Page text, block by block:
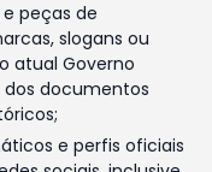
peças de
slogans ou
atual Governo
dos documentos
e perfis oficiais